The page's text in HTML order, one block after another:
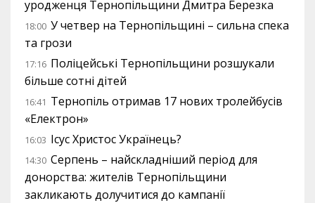
уродженця Тернопільщини Дмитра Березка
18:00 У четвер на Тернопільщині – сильна спека
та грози
17:16 Поліцейські Тернопільщини розшукали
більше сотні дітей
16:41 Тернопіль отримав 17 нових тролейбусів
«Електрон»
16:03 Ісус Христос Українець?
14:30 Серпень – найскладніший період для
донорства: жителів Тернопільщини
закликають долучитися до кампанії